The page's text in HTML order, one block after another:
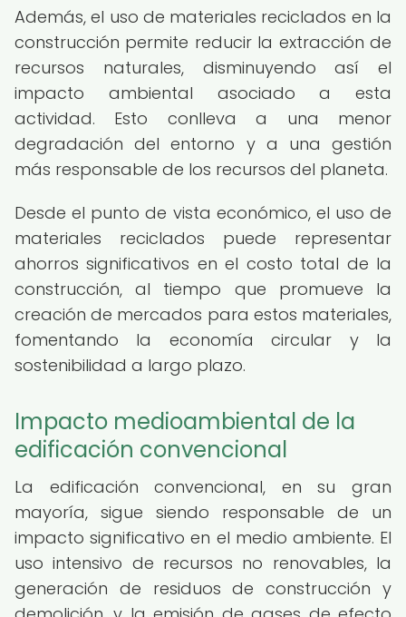
Además, el uso de materiales reciclados en la
construcción permite reducir la extracción de
recursos naturales, disminuyendo así el
impacto ambiental asociado a esta
actividad. Esto conlleva a una menor
degradación del entorno y a una gestión
más responsable de los recursos del planeta.
Desde el punto de vista económico, el uso de
materiales reciclados puede representar
ahorros significativos en el costo total de la
construcción, al tiempo que promueve la
creación de mercados para estos materiales,
fomentando la economía circular y la
sostenibilidad a largo plazo.
Impacto medioambiental de la
edificación convencional
La edificación convencional, en su gran
mayoría, sigue siendo responsable de un
impacto significativo en el medio ambiente. El
uso intensivo de recursos no renovables, la
generación de residuos de construcción y